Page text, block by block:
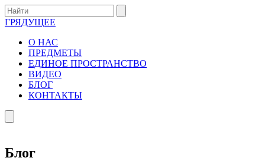
ГРЯДУЩЕЕ
О НАС
ПРЕДМЕТЫ
ЕДИНОЕ ПРОСТРАНСТВО
ВИДЕО
БЛОГ
КОНТАКТЫ
Блог